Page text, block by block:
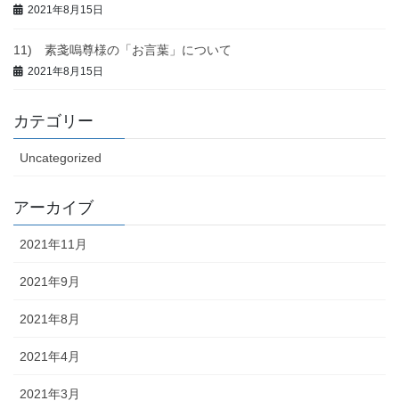
2021年8月15日
11) 素戔嗚尊様の「お言葉」について
2021年8月15日
カテゴリー
Uncategorized
アーカイブ
2021年11月
2021年9月
2021年8月
2021年4月
2021年3月